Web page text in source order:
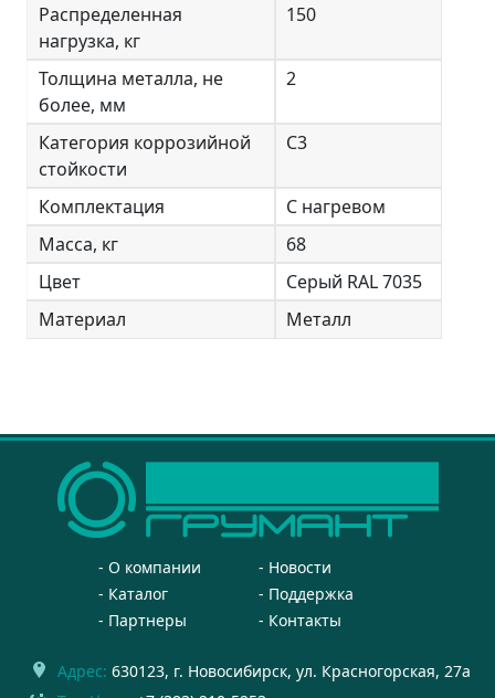
Распределенная
нагрузка, кг
150
Толщина металла, не
более, мм
2
Категория коррозийной
стойкости
С3
Комплектация
С нагревом
Масса, кг
68
Цвет
Серый RAL 7035
Материал
Металл
О компании
Новости
Каталог
Поддержка
Партнеры
Контакты
Адрес: 630123, г. Новосибирск, ул. Красногорская, 27а